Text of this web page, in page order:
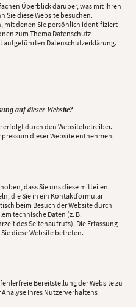
Überblick darüber, was mit Ihren
Sie diese Website besuchen.
mit denen Sie persönlich identifiziert
zum Thema Datenschutz
aufgeführten Datenschutzerklärung.
auf dieser Website?
erfolgt durch den Websitebetreiber.
dieser Website entnehmen.
dass Sie uns diese mitteilen.
die Sie in ein Kontaktformular
beim Besuch der Website durch
technische Daten (z. B.
des Seitenaufrufs). Die Erfassung
diese Website betreten.
Bereitstellung der Website zu
Ihres Nutzerverhaltens